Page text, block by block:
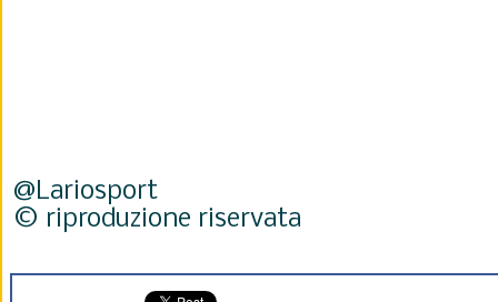
@Lariosport
© riproduzione riservata